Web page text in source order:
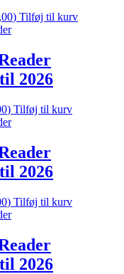
) Tilføj til kurv
2026
) Tilføj til kurv
2026
) Tilføj til kurv
2026